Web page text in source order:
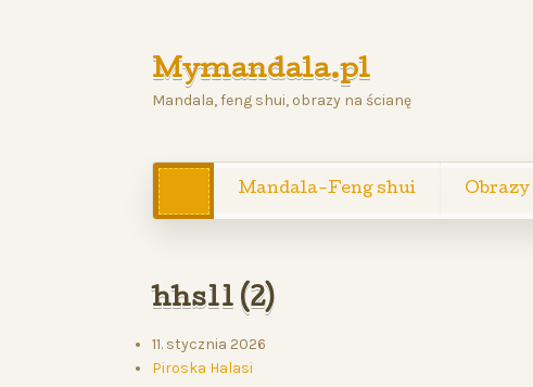
Mymandala.pl
Mandala, feng shui, obrazy na ścianę
Mandala-Feng shui Obrazy
hhs11 (2)
11. stycznia 2026
Piroska Halasi